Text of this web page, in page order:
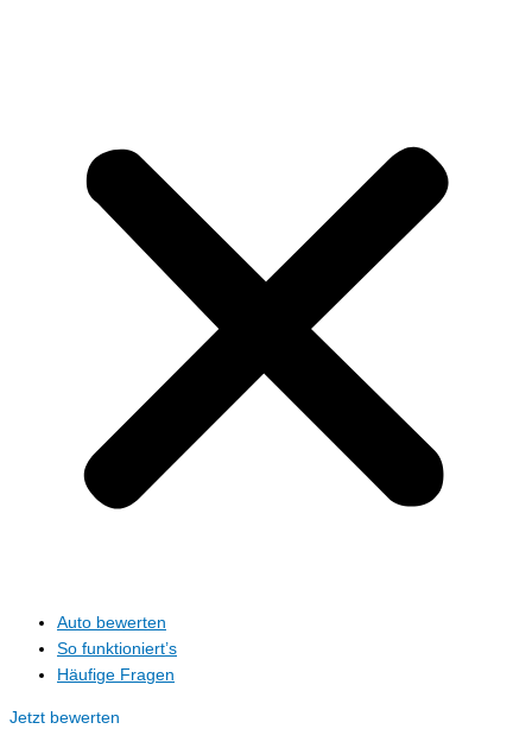
Auto bewerten
So funktioniert’s
Häufige Fragen
Jetzt bewerten